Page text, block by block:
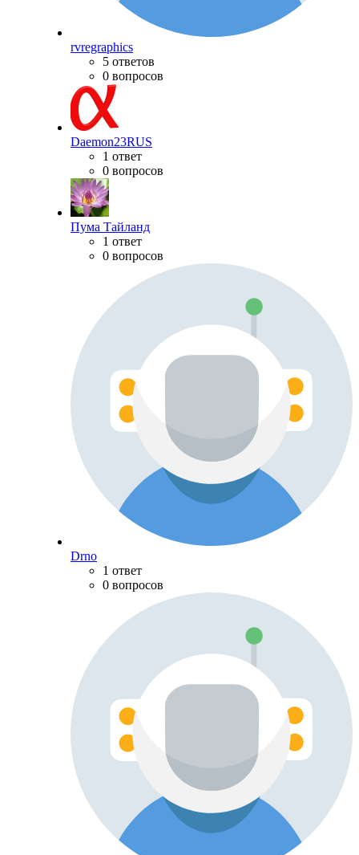
rvregraphics
5 ответов
0 вопросов
Daemon23RUS
1 ответ
0 вопросов
Пума Тайланд
1 ответ
0 вопросов
Drno
1 ответ
0 вопросов